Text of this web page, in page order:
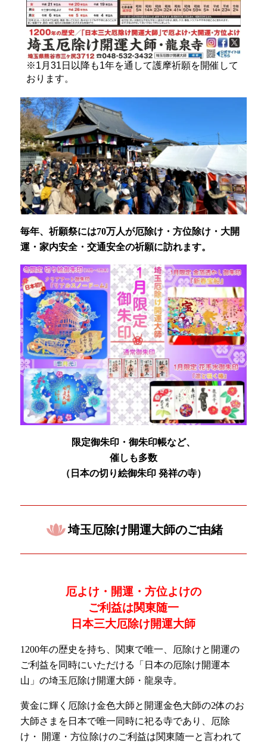
※1月31日以降も1年を通して護摩祈願を開催して
おります。
毎年、祈願祭には70万人が厄除け・方位除け・大開
運・家内安全・交通安全の祈願に訪れます。
限定御朱印・御朱印帳など、
催しも多数
（日本の切り絵御朱印 発祥の寺）
埼玉厄除け開運大師のご由緒
厄よけ・開運・方位よけの
ご利益は関東随一
日本三大厄除け開運大師
1200年の歴史を持ち、関東で唯一、厄除けと開運の
ご利益を同時にいただける「日本の厄除け開運本
山」の埼玉厄除け開運大師・龍泉寺。
黄金に輝く厄除け金色大師と開運金色大師の2体のお
大師さまを日本で唯一同時に祀る寺であり、厄除
け・ 開運・方位除けのご利益は関東随一と言われて